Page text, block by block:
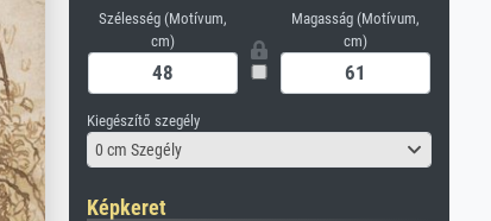
Szélesség (Motívum,
cm)
Magasság (Motívum,
cm)
Kiegészítő szegély
0 cm Szegély
Képkeret